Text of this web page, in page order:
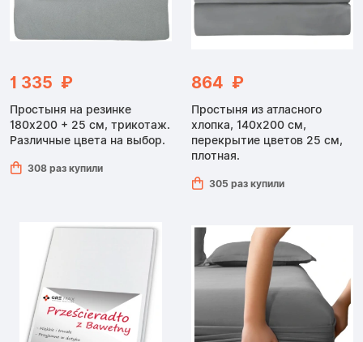
1 335 ₽
Простыня на резинке
180x200 + 25 см, трикотаж.
Различные цвета на выбор.
308 раз купили
864 ₽
Простыня из атласного
хлопка, 140x200 см,
перекрытие цветов 25 см,
плотная.
305 раз купили